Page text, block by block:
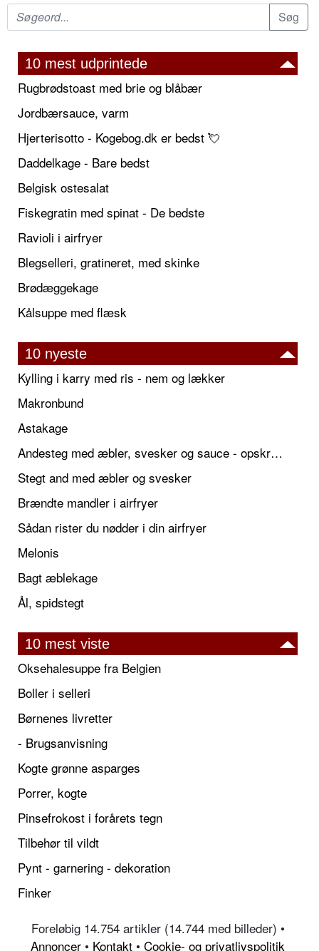
10 mest udprintede
Rugbrødstoast med brie og blåbær
Jordbærsauce, varm
Hjerterisotto - Kogebog.dk er bedst 💘
Daddelkage - Bare bedst
Belgisk ostesalat
Fiskegratin med spinat - De bedste
Ravioli i airfryer
Blegselleri, gratineret, med skinke
Brødæggekage
Kålsuppe med flæsk
10 nyeste
Kylling i karry med ris - nem og lækker
Makronbund
Astakage
Andesteg med æbler, svesker og sauce - opskrift også til jul
Stegt and med æbler og svesker
Brændte mandler i airfryer
Sådan rister du nødder i din airfryer
Melonis
Bagt æblekage
Ål, spidstegt
10 mest viste
Oksehalesuppe fra Belgien
Boller i selleri
Børnenes livretter
- Brugsanvisning
Kogte grønne asparges
Porrer, kogte
Pinsefrokost i forårets tegn
Tilbehør til vildt
Pynt - garnering - dekoration
Finker
Foreløbig 14.754 artikler (14.744 med billeder) •
Annoncer • Kontakt • Cookie- og privatlivspolitik